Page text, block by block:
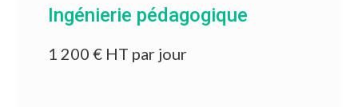
Ingénierie pédagogique
1 200 € HT par jour